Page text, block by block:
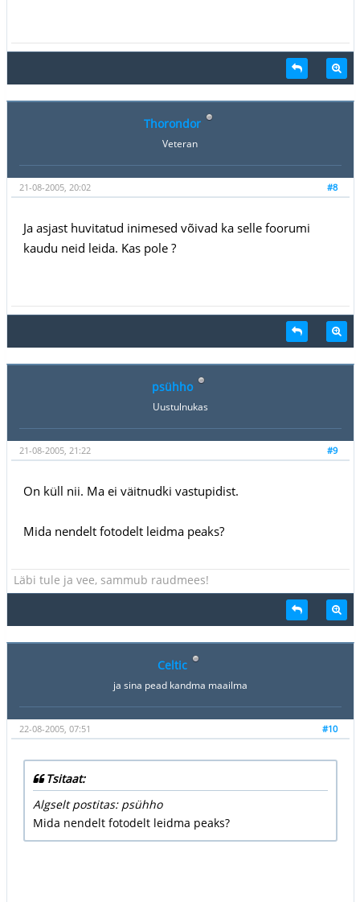
Thorondor
Veteran
#8
21-08-2005, 20:02
Ja asjast huvitatud inimesed võivad ka selle foorumi
kaudu neid leida. Kas pole ?
psühho
Uustulnukas
#9
21-08-2005, 21:22
On küll nii. Ma ei väitnudki vastupidist.
Mida nendelt fotodelt leidma peaks?
Läbi tule ja vee, sammub raudmees!
Celtic
ja sina pead kandma maailma
#10
22-08-2005, 07:51
Tsitaat:
Algselt postitas: psühho
Mida nendelt fotodelt leidma peaks?